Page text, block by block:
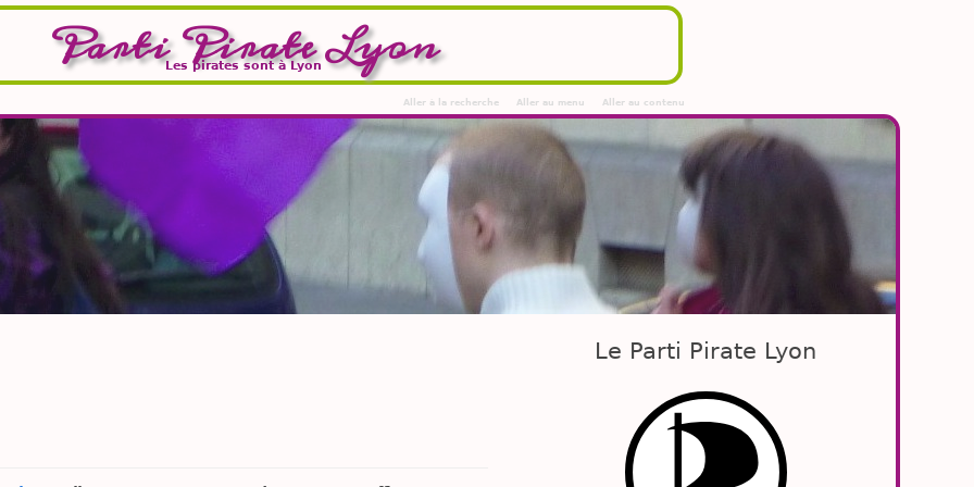
Parti Pirate Lyon
Les pirates sont à Lyon
Aller au contenu
Aller au menu
Aller à la recherche
Le Parti Pirate Lyon